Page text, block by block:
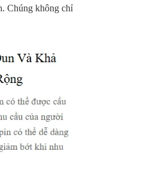
Chúng không chỉ